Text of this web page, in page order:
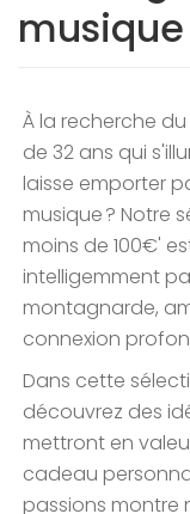
musique
À la recherche
de 32 ans qui
laisse emporter
musique ? Notre
moins de 100€'
intelligemment
montagnarde,
connexion
Dans cette
découvrez des
mettront en
cadeau
passions montre